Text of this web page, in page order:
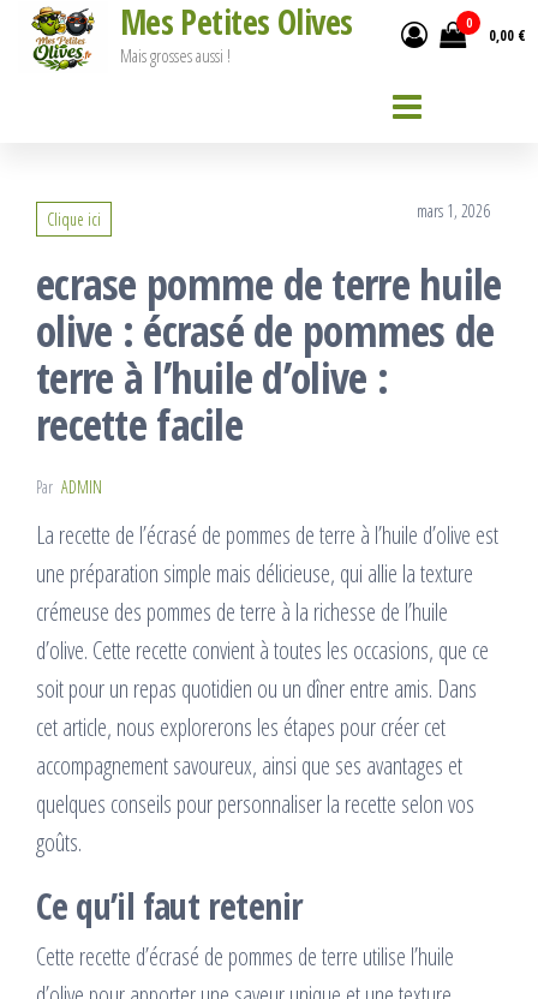
Passer
Mes Petites Olives
Mais grosses aussi !
0
0,00 €
Clique ici mars 1, 2026
ecrase pomme de terre huile
olive : écrasé de pommes de
terre à l’huile d’olive :
recette facile
Par ADMIN
La recette de l’écrasé de pommes de terre à l’huile d’olive est
une préparation simple mais délicieuse, qui allie la texture
crémeuse des pommes de terre à la richesse de l’huile
d’olive. Cette recette convient à toutes les occasions, que ce
soit pour un repas quotidien ou un dîner entre amis. Dans
cet article, nous explorerons les étapes pour créer cet
accompagnement savoureux, ainsi que ses avantages et
quelques conseils pour personnaliser la recette selon vos
goûts.
Ce qu’il faut retenir
Cette recette d’écrasé de pommes de terre utilise l’huile